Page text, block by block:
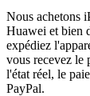
Nous achetons
Huawei et bien
expédiez
vous recevez le
l'état réel, le
PayPal.